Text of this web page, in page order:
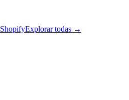
ShopifyExplorar todas →